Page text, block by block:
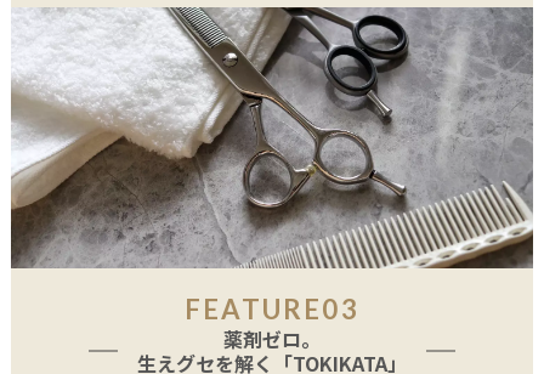
FEATURE03
薬剤ゼロ。
生えグセを解く「TOKIKATA」